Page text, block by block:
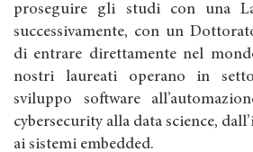
proseguire gli studi con una
successivamente, con un
di entrare direttamente nel
nostri laureati operano in
sviluppo software
cybersecurity alla data science,
ai sistemi embedded.